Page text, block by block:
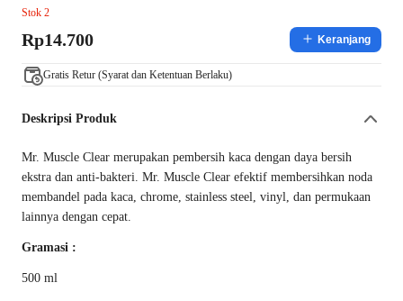
Stok 2
Rp14.700 Keranjang
Gratis Retur (Syarat dan Ketentuan Berlaku)
Deskripsi Produk
Mr. Muscle Clear merupakan pembersih kaca dengan daya bersih
ekstra dan anti-bakteri. Mr. Muscle Clear efektif membersihkan noda
membandel pada kaca, chrome, stainless steel, vinyl, dan permukaan
lainnya dengan cepat.
Gramasi :
500 ml